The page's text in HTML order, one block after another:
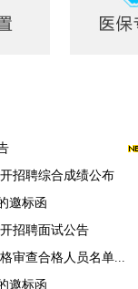
招聘综合成绩公布
邀标函
招聘面试公告
审查合格人员名单...
邀标函